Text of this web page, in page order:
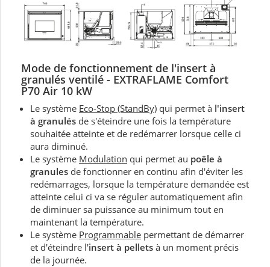
Mode de fonctionnement de l'insert à
granulés ventilé - EXTRAFLAME Comfort
P70 Air 10 kW
Le système Eco-Stop (StandBy) qui permet à l'insert
à granulés de s'éteindre une fois la température
souhaitée atteinte et de redémarrer lorsque celle ci
aura diminué.
Le système Modulation qui permet au poêle à
granules de fonctionner en continu afin d'éviter les
redémarrages, lorsque la température demandée est
atteinte celui ci va se réguler automatiquement afin
de diminuer sa puissance au minimum tout en
maintenant la température.
Le système Programmable permettant de démarrer
et d'éteindre l'insert à pellets à un moment précis
de la journée.